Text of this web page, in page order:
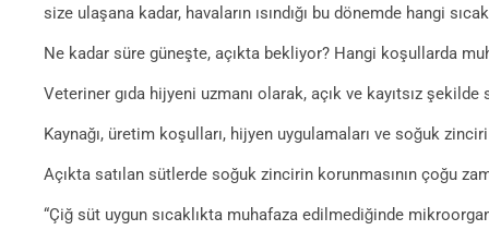
size ulaşana kadar, havaların ısındığı bu dönemde hangi
Ne kadar süre güneşte, açıkta bekliyor? Hangi koşullarda
Veteriner gıda hijyeni uzmanı olarak, açık ve kayıtsız
Kaynağı, üretim koşulları, hijyen uygulamaları ve soğuk
Açıkta satılan sütlerde soğuk zincirin korunmasının çoğu
“Çiğ süt uygun sıcaklıkta muhafaza edilmediğinde